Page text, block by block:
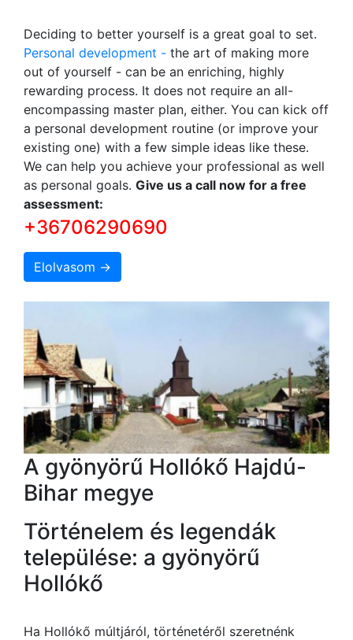
Deciding to better yourself is a great goal to set.
Personal development - the art of making more
out of yourself - can be an enriching, highly
rewarding process. It does not require an all-
encompassing master plan, either. You can kick off
a personal development routine (or improve your
existing one) with a few simple ideas like these.
We can help you achieve your professional as well
as personal goals. Give us a call now for a free
assessment:
+36706290690
Elolvasom →
A gyönyörű Hollókő Hajdú-
Bihar megye
Történelem és legendák
települése: a gyönyörű
Hollókő
Ha Hollókő múltjáról, történetéről szeretnénk